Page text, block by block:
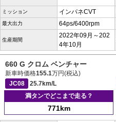
ミッション インパネCVT
最大出力 64ps/6400rpm
生産期間
2022年09月～202
4年10月
660 G クロム ベンチャー
新車時価格155.1万円(税込)
JC08
25.7km/L
満タンでどこまで走る？
771km